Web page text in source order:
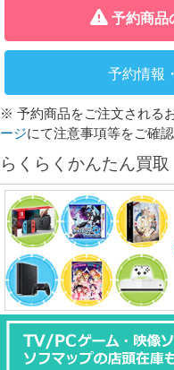
予約商品
予約情報
※ 予約商品をご注文される
ージにて注意事項等をご確認
らくらくかんたん買取